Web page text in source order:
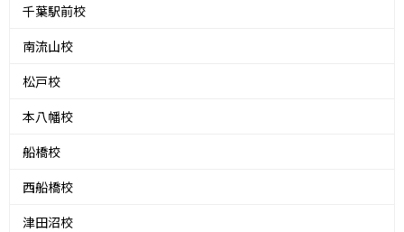
千葉駅前校
南流山校
松戸校
本八幡校
船橋校
西船橋校
津田沼校